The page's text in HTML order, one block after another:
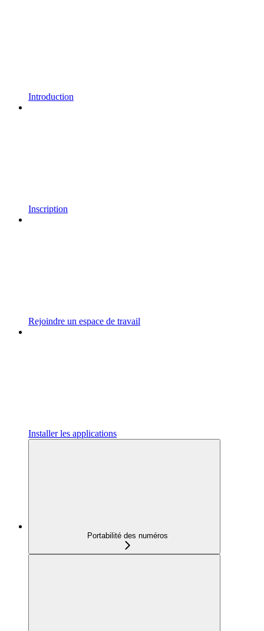
Introduction
Inscription
Rejoindre un espace de travail
Installer les applications
Portabilité des numéros